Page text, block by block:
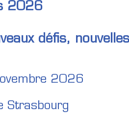
2026
défis,
2026
Strasbourg